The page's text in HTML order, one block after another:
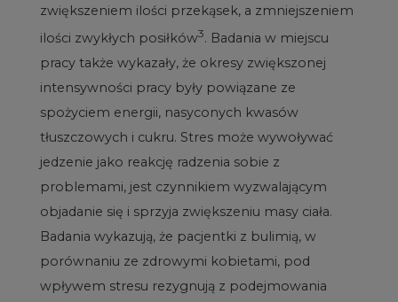
zwiększeniem ilości przekąsek, a zmniejszeniem
ilości zwykłych posiłków3. Badania w miejscu
pracy także wykazały, że okresy zwiększonej
intensywności pracy były powiązane ze
spożyciem energii, nasyconych kwasów
tłuszczowych i cukru. Stres może wywoływać
jedzenie jako reakcję radzenia sobie z
problemami, jest czynnikiem wyzwalającym
objadanie się i sprzyja zwiększeniu masy ciała.
Badania wykazują, że pacjentki z bulimią, w
porównaniu ze zdrowymi kobietami, pod
wpływem stresu rezygnują z podejmowania